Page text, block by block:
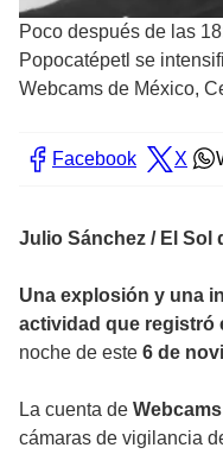
Poco después de las
Popocatépetl se
Webcams de México,
Facebook X
Julio Sánchez / El Sol
Una explosión y una
actividad que registró
noche de este 6 de
La cuenta de
cámaras de vigilancia